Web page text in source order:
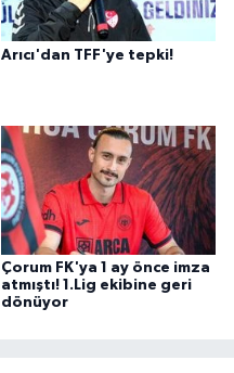
Arıcı'dan TFF'ye tepki!
Çorum FK'ya 1 ay önce imza
atmıştı! 1.Lig ekibine geri
dönüyor